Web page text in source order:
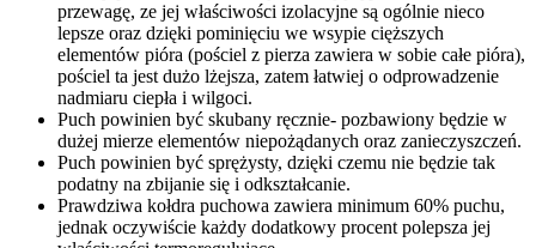
przewagę, ze jej właściwości izolacyjne są ogólnie nieco
lepsze oraz dzięki pominięciu we wsypie cięższych
elementów pióra (pościel z pierza zawiera w sobie całe pióra),
pościel ta jest dużo lżejsza, zatem łatwiej o odprowadzenie
nadmiaru ciepła i wilgoci.
Puch powinien być skubany ręcznie- pozbawiony będzie w
dużej mierze elementów niepożądanych oraz zanieczyszczeń.
Puch powinien być sprężysty, dzięki czemu nie będzie tak
podatny na zbijanie się i odkształcanie.
Prawdziwa kołdra puchowa zawiera minimum 60% puchu,
jednak oczywiście każdy dodatkowy procent polepsza jej